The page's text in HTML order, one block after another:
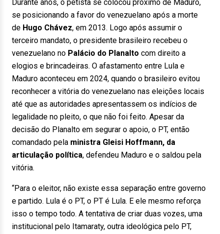
Durante anos, o petista se colocou próximo de Maduro,
se posicionando a favor do venezuelano após a morte
de Hugo Chávez, em 2013. Logo após assumir o
terceiro mandato, o presidente brasileiro recebeu o
venezuelano no Palácio do Planalto com direito a
elogios e brincadeiras. O afastamento entre Lula e
Maduro aconteceu em 2024, quando o brasileiro evitou
reconhecer a vitória do venezuelano nas eleições locais
até que as autoridades apresentassem os indícios de
legalidade no pleito, o que não foi feito. Apesar da
decisão do Planalto em segurar o apoio, o PT, então
comandado pela ministra Gleisi Hoffmann, da
articulação política, defendeu Maduro e o saldou pela
vitória.
“Para o eleitor, não existe essa separação entre governo
e partido. Lula é o PT, o PT é Lula. E ele mesmo reforça
isso o tempo todo. A tentativa de criar duas vozes, uma
institucional pelo Itamaraty, outra ideológica pelo PT,